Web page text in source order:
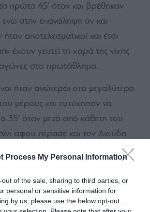
Process My Personal Information
out of the sale, sharing to third parties, or
personal or sensitive information for
by us, please use the below opt-out
πρώτα 45’ όταν και βρέθηκαν
στην επανάληψη αν και
ήταν αποτελεσματικοί και έτσι
έχουν γευτεί τη χαρά της νίκης
στο πρωτάθλημα.
ήταν ανώτεροι στο μεγαλύτερο
μέρους και ευτύχησαν να
35’ όταν μετά από κάθετη του
αφού πέρασε και τον Διούδη
στα δίχτυα. Μάλιστα, υπήρξαν
για την ομάδα της
οποίες θα μπορούσε να
τέρματά της. Μοναδική ίσως
για την εστία του Άρη στα πρώτα